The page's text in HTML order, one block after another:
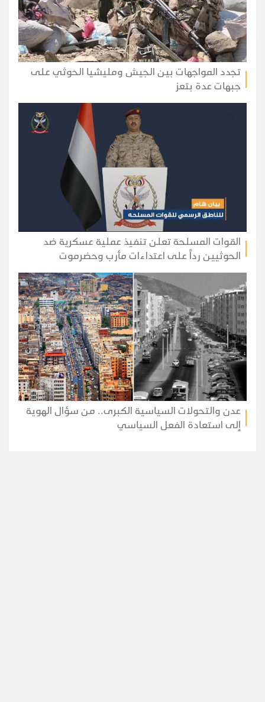
تجدد المواجهات بين الجيش ومليشيا الحوثي على
جبهات عدة بتعز
القوات المسلحة تعلن تنفيذ عملية عسكرية ضد
الحوثيين رداً على اعتداءات مأرب وحضرموت
عدن والتحولات السياسية الكبرى.. من سؤال الهوية
إلى استعادة الفعل السياسي